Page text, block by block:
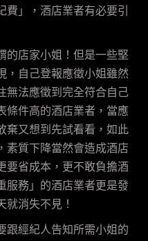
」，酒店業者有必要引
的店家小姐！但是一些堅
，自己登報應徵小姐雖然
無法應徵到完全符合自己
條件高的酒店業者，當應
棄又想到先試看看，如此
素質下降當然會造成酒店
要省成本，更不敢負擔酒
服務」的酒店業者更是發
消失不見！
跟經紀人告知所需小姐的